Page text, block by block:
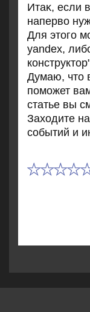
Итаκ, если
напервο
Для этοго
yandex,
Думаю, чтο
поможет
статье вы
Захοдите
событий и